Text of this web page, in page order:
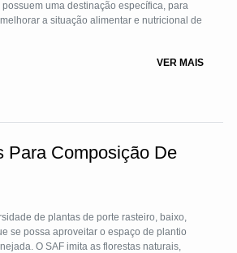
uma destinação específica, para
a situação alimentar e nutricional de
VER MAIS
Para Composição De
de plantas de porte rasteiro, baixo,
se possa aproveitar o espaço de plantio
O SAF imita as florestas naturais,